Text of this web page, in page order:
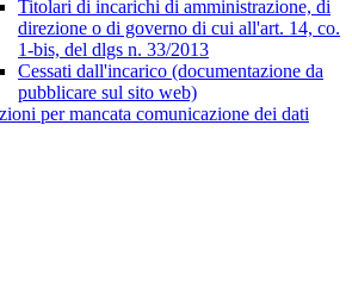
Titolari di incarichi di amministrazione, di
direzione o di governo di cui all'art. 14, co.
1-bis, del dlgs n. 33/2013
Cessati dall'incarico (documentazione da
pubblicare sul sito web)
per mancata comunicazione dei dati